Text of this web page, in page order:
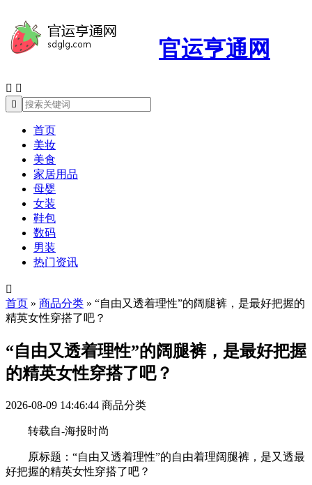
官运亨通网
 

首页
美妆
美食
家居用品
母婴
女装
鞋包
数码
男装
热门资讯

首页 » 商品分类 » “自由又透着理性”的阔腿裤，是最好把握的
精英女性穿搭了吧？
“自由又透着理性”的阔腿裤，是最好把握
的精英女性穿搭了吧？
2026-08-09 14:46:44 商品分类
转载自-海报时尚
原标题：“自由又透着理性”的自由着理阔腿裤，是又透最
好把握的精英女性穿搭了吧？